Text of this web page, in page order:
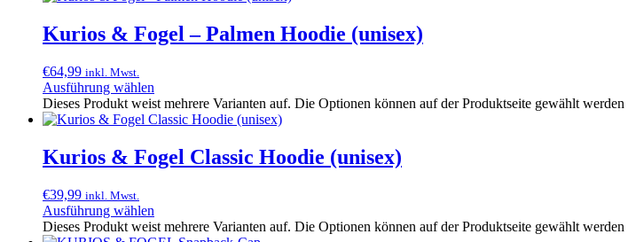
Kurios & Fogel – Palmen Hoodie (unisex)
€64,99 inkl. Mwst.
Ausführung wählen
Dieses Produkt weist mehrere Varianten auf. Die Optionen können auf der Produktseite gewählt werden
Kurios & Fogel Classic Hoodie (unisex)
€39,99 inkl. Mwst.
Ausführung wählen
Dieses Produkt weist mehrere Varianten auf. Die Optionen können auf der Produktseite gewählt werden